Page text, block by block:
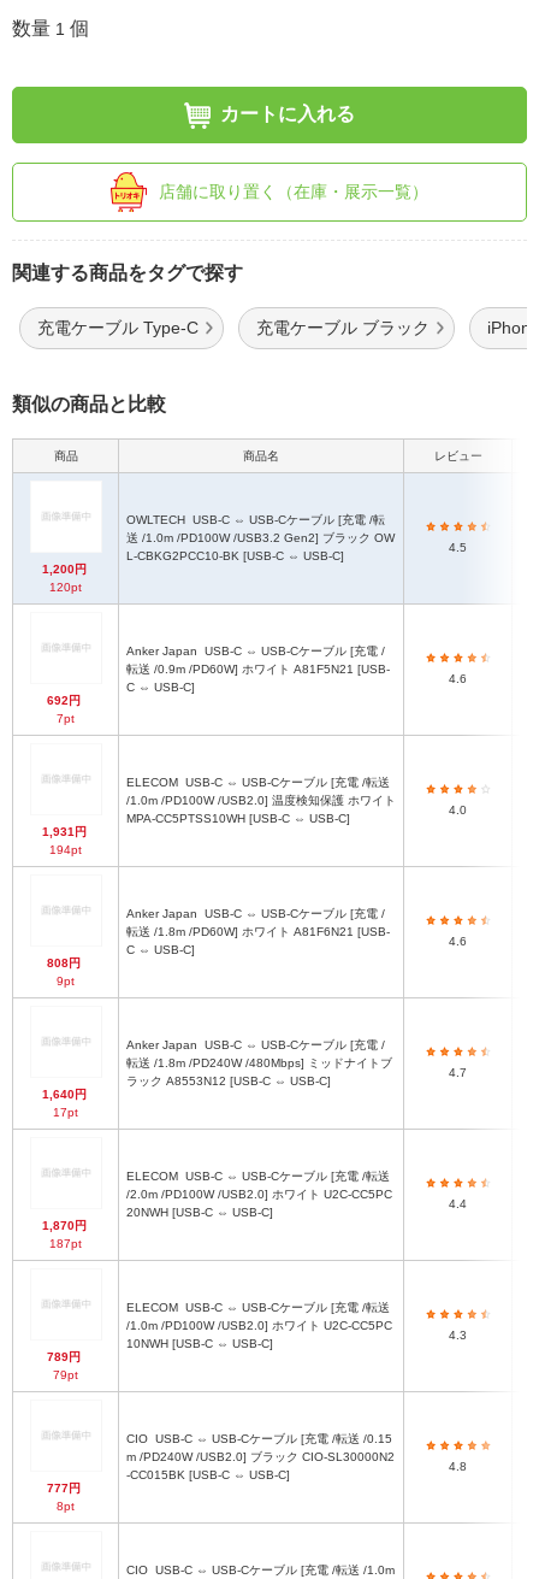
数量 1 個
カートに入れる
店舗に取り置く（在庫・展示一覧）
関連する商品をタグで探す
充電ケーブル Type-C 充電ケーブル ブラック
類似の商品と比較
商品 商品名 レビュー
1,200円
120pt
OWLTECH
送 /1.0m /PD100W /USB3.2 Gen2] ブラック OW
L-CBKG2PCC10-BK [USB-C ⇔ USB-C]
4.5
692円
7pt
Anker Japan
転送 /0.9m /PD60W] ホワイト A81F5N21 [USB-
C ⇔ USB-C]
4.6
1,931円
194pt
ELECOM
/1.0m /PD100W /USB2.0] 温度検知保護 ホワイト
MPA-CC5PTSS10WH [USB-C ⇔ USB-C]
4.0
808円
9pt
Anker Japan
転送 /1.8m /PD60W] ホワイト A81F6N21 [USB-
C ⇔ USB-C]
4.6
1,640円
17pt
Anker Japan
転送 /1.8m /PD240W /480Mbps] ミッドナイトブ
ラック A8553N12 [USB-C ⇔ USB-C]
4.7
1,870円
187pt
ELECOM
/2.0m /PD100W /USB2.0] ホワイト U2C-CC5PC
20NWH [USB-C ⇔ USB-C]
4.4
789円
79pt
ELECOM
/1.0m /PD100W /USB2.0] ホワイト U2C-CC5PC
10NWH [USB-C ⇔ USB-C]
4.3
777円
8pt
CIO
m /PD240W /USB2.0] ブラック CIO-SL30000N2
-CC015BK [USB-C ⇔ USB-C]
4.8
CIO